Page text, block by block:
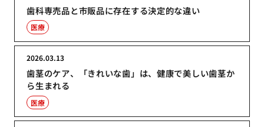
歯科専売品と市販品に存在する決定的な違い
医療
歯茎のケア、「きれいな歯」は、健康で美しい歯茎か
ら生まれる
2026.03.13
医療